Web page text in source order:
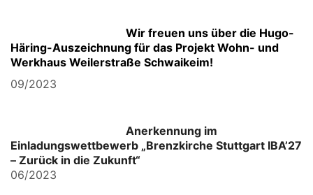
Wir freuen uns über die Hugo-
Häring-Auszeichnung für das Projekt Wohn- und
Werkhaus Weilerstraße Schwaikeim!
09/2023
Anerkennung im
Einladungswettbewerb „Brenzkirche Stuttgart IBA’27
– Zurück in die Zukunft“
06/2023